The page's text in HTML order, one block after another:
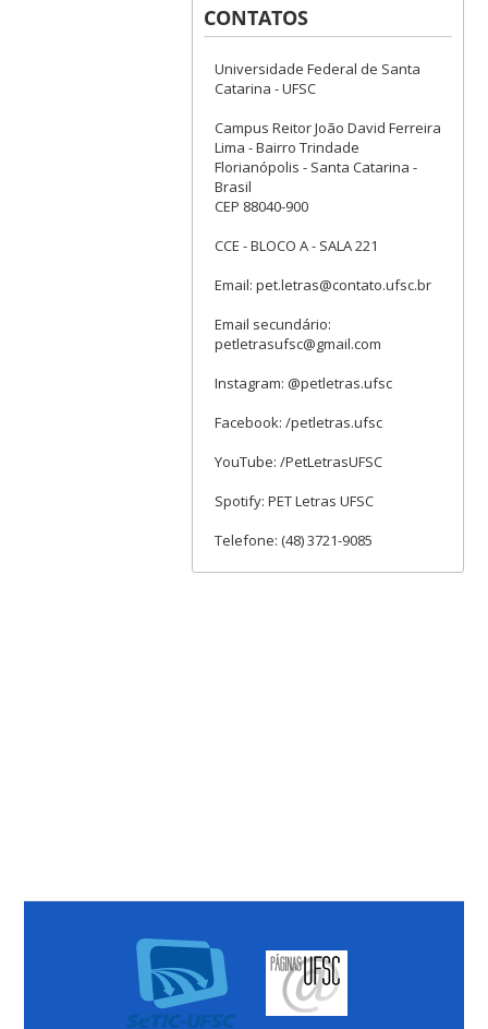
CONTATOS
Universidade Federal de Santa
Catarina - UFSC
Campus Reitor João David Ferreira
Lima - Bairro Trindade
Florianópolis - Santa Catarina -
Brasil
CEP 88040-900
CCE - BLOCO A - SALA 221
Email: pet.letras@contato.ufsc.br
Email secundário:
petletrasufsc@gmail.com
Instagram: @petletras.ufsc
Facebook: /petletras.ufsc
YouTube: /PetLetrasUFSC
Spotify: PET Letras UFSC
Telefone: (48) 3721-9085